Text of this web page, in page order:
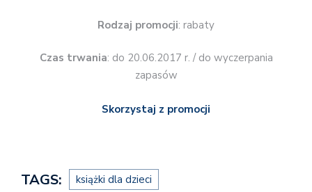
Rodzaj promocji: rabaty
Czas trwania: do 20.06.2017 r. / do wyczerpania
zapasów
Skorzystaj z promocji
TAGS: książki dla dzieci